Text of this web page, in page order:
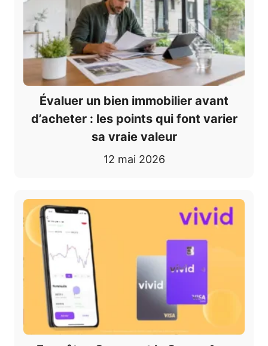
Évaluer un bien immobilier avant
d’acheter : les points qui font varier
sa vraie valeur
12 mai 2026